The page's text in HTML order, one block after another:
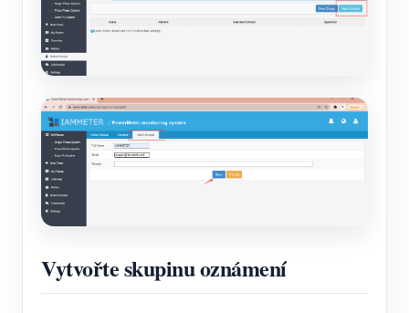
Vytvořte skupinu oznámení